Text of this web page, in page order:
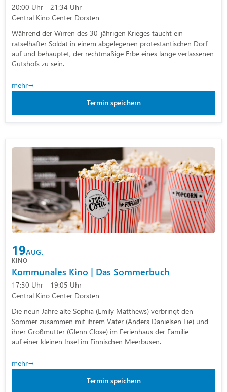
20:00 Uhr - 21:34 Uhr
Central Kino Center Dorsten
Während der Wirren des 30-jährigen Krieges taucht ein
rätselhafter Soldat in einem abgelegenen protestantischen Dorf
auf und behauptet, der rechtmäßige Erbe eines lange verlassenen
Gutshofs zu sein.
mehr
Termin speichern
19AUG.
KINO
Kommunales Kino | Das Sommerbuch
17:30 Uhr - 19:05 Uhr
Central Kino Center Dorsten
Die neun Jahre alte Sophia (Emily Matthews) verbringt den
Sommer zusammen mit ihrem Vater (Anders Danielsen Lie) und
ihrer Großmutter (Glenn Close) im Ferienhaus der Familie
auf einer kleinen Insel im Finnischen Meerbusen.
mehr
Termin speichern